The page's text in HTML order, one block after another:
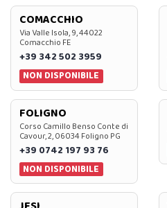
COMACCHIO
Via Valle Isola, 9, 44022
Comacchio FE
+39 342 502 3959
NON DISPONIBILE
FOLIGNO
Corso Camillo Benso Conte di
Cavour, 2, 06034 Foligno PG
+39 0742 197 93 76
NON DISPONIBILE